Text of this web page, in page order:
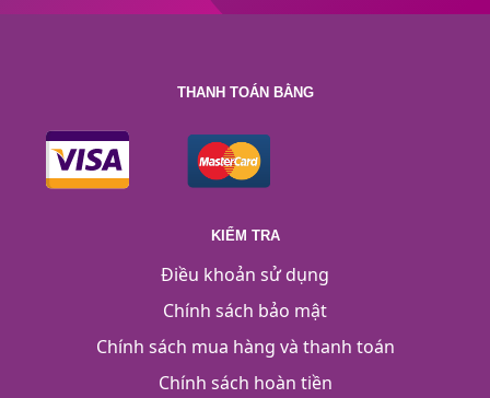
THANH TOÁN BẰNG
KIỂM TRA
Điều khoản sử dụng
Chính sách bảo mật
Chính sách mua hàng và thanh toán
Chính sách hoàn tiền